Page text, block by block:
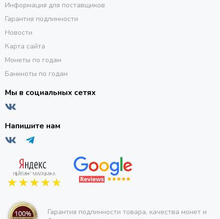
Информация для поставщиков
Гарантия подлинности
Новости
Карта сайта
Монеты по годам
Банкноты по годам
Мы в социальных сетях
Напишите нам
Гарантия подлинности товара, качества монет и